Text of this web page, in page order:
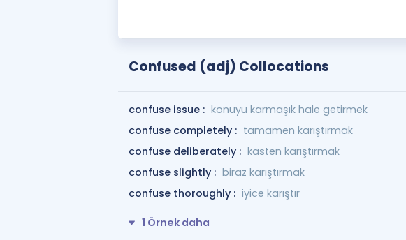
Confused (adj) Collocations
confuse issue : konuyu karmaşık hale getirmek
confuse completely : tamamen karıştırmak
confuse deliberately : kasten karıştırmak
confuse slightly : biraz karıştırmak
confuse thoroughly : iyice karıştır
1 Örnek daha